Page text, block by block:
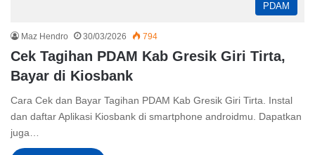
PDAM
Maz Hendro 30/03/2026 794
Cek Tagihan PDAM Kab Gresik Giri Tirta,
Bayar di Kiosbank
Cara Cek dan Bayar Tagihan PDAM Kab Gresik Giri Tirta. Instal
dan daftar Aplikasi Kiosbank di smartphone androidmu. Dapatkan
juga…